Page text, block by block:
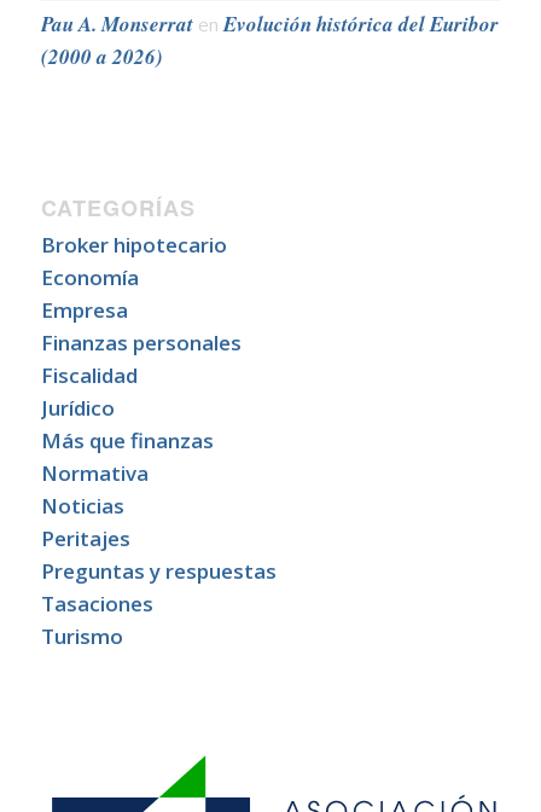
Pau A. Monserraten Evolución histórica del Euribor
(2000 a 2026)
CATEGORÍAS
Broker hipotecario
Economía
Empresa
Finanzas personales
Fiscalidad
Jurídico
Más que finanzas
Normativa
Noticias
Peritajes
Preguntas y respuestas
Tasaciones
Turismo